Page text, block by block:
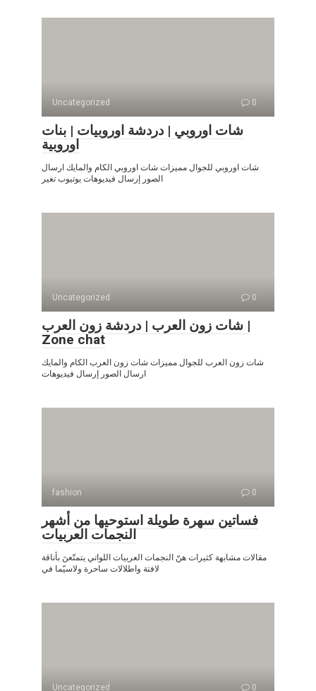
Uncategorized 0
شات اوروبي | دردشة اوروبيات | بنات
اوروبية
شات اوروبي للجوال مميزات شات اوروبي الكام والمايك ارسال
الصور إرسال فيديوهات يوتيوب تغير
Uncategorized 0
شات زون العرب | دردشة زون العرب |
Zone chat
شات زون العرب للجوال مميزات شات زون العرب الكام والمايك
ارسال الصور إرسال فيديوهات
fashion 0
فساتين سهرة طويلة استوحيها من أشهر
النجمات العربيات
مقالات مشابهة كثيرات هنّ النجمات العربيات اللواتي يتمتّعنَ بأناقة
لافتة واطلالات ساحرة ولاسيّما في
Uncategorized 0